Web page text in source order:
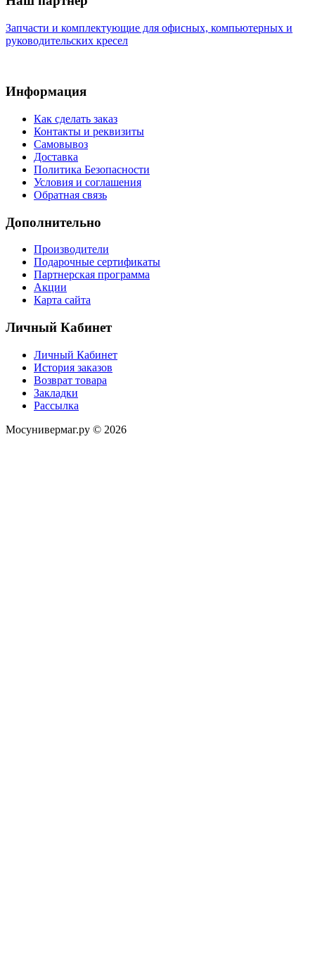
Запчасти и комплектующие для офисных, компьютерных и
руководительских кресел
Информация
Как сделать заказ
Контакты и реквизиты
Самовывоз
Доставка
Политика Безопасности
Условия и соглашения
Обратная связь
Дополнительно
Производители
Подарочные сертификаты
Партнерская программа
Акции
Карта сайта
Личный Кабинет
Личный Кабинет
История заказов
Возврат товара
Закладки
Рассылка
Мосунивермаг.ру © 2026